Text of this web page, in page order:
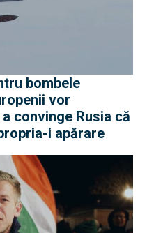
bombele
vor
convinge Rusia că
i apărare